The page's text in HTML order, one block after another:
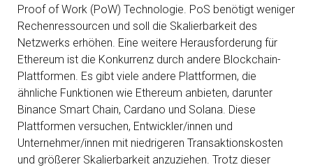
Proof of Work (PoW) Technologie. PoS benötigt weniger
Rechenressourcen und soll die Skalierbarkeit des
Netzwerks erhöhen. Eine weitere Herausforderung für
Ethereum ist die Konkurrenz durch andere Blockchain-
Plattformen. Es gibt viele andere Plattformen, die
ähnliche Funktionen wie Ethereum anbieten, darunter
Binance Smart Chain, Cardano und Solana. Diese
Plattformen versuchen, Entwickler/innen und
Unternehmer/innen mit niedrigeren Transaktionskosten
und größerer Skalierbarkeit anzuziehen. Trotz dieser